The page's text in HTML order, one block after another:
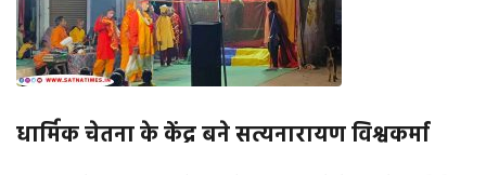
धार्मिक चेतना के केंद्र बने सत्यनारायण विश्वकर्मा